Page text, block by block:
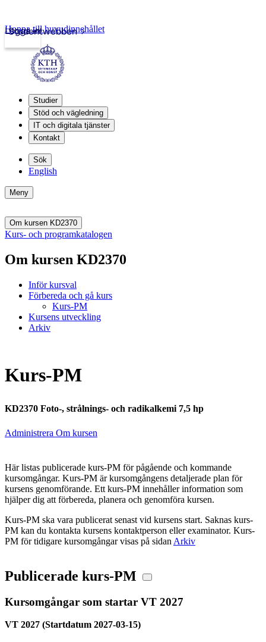
Studentwebben
Logga in
Hoppa till huvudinnehållet
Studier
Stöd och vägledning
IT och digitala tjänster
Kontakt
Sök
English
Meny
Om kursen KD2370
Kurs- och programkatalogen
Om kursen KD2370
Inför kursval
Förbereda och gå kurs
Kurs-PM
Kursens utveckling
Arkiv
Kurs-PM
KD2370 Foto-, strålnings- och radikalkemi 7,5 hp
Administrera Om kursen
Här listas publicerade kurs-PM för pågående och kommande
kursomgångar. Kurs-PM är kursomgångens detaljerade plan för
kursens genomförande. Ett kurs-PM innehåller information som
hjälper dig att förbereda, planera och genomföra kursen.
Kurs-PM ska vara publicerat senast vid kursens start. Saknas kurs-
PM kan du kontakta kursens kontaktperson eller examinator. Kurs-
PM för tidigare kursomgångar visas på sidan Arkiv
Publicerade kurs-PM
Kursomgångar som startar VT 2027
VT 2027 (Startdatum 2027-03-15)